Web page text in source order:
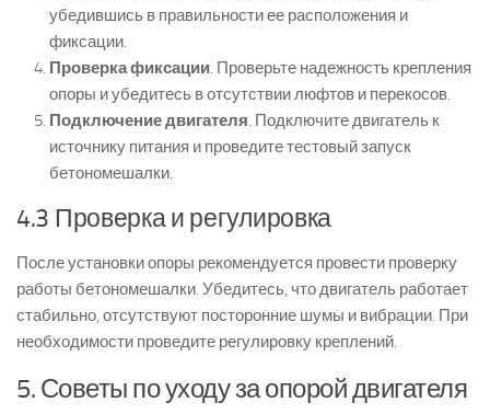
убедившись в правильности ее расположения и
фиксации.
Проверка фиксации. Проверьте надежность крепления
опоры и убедитесь в отсутствии люфтов и перекосов.
Подключение двигателя. Подключите двигатель к
источнику питания и проведите тестовый запуск
бетономешалки.
4.3 Проверка и регулировка
После установки опоры рекомендуется провести проверку
работы бетономешалки. Убедитесь, что двигатель работает
стабильно, отсутствуют посторонние шумы и вибрации. При
необходимости проведите регулировку креплений.
5. Советы по уходу за опорой двигателя